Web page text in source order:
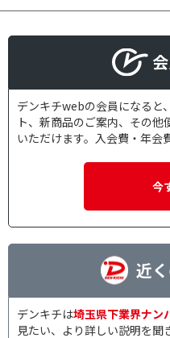
デンキチwebの会員になると
ト、新商品のご案内、その
いただけます。入会費・年会
今
近
デンキチは埼玉県下業界ナン
見たい、より詳しい説明を